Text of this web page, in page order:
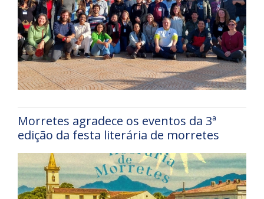
Morretes agradece os eventos da 3ª
edição da festa literária de morretes